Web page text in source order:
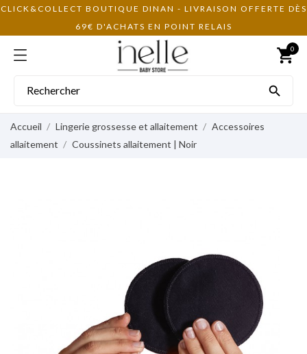
CLICK&COLLECT BOUTIQUE DINAN - LIVRAISON OFFERTE DÈS
69€ D'ACHATS EN POINT RELAIS
shopping_cart
0

Accueil Lingerie grossesse et allaitement
Accessoires
allaitement
Coussinets allaitement | Noir